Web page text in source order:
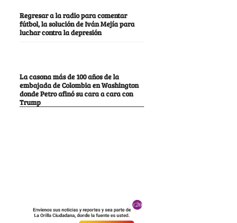
Regresar a la radio para comentar
fútbol, la solución de Iván Mejía para
luchar contra la depresión
La casona más de 100 años de la
embajada de Colombia en Washington
donde Petro afinó su cara a cara con
Trump